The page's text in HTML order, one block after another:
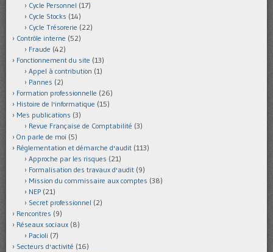
Cycle Personnel (17)
Cycle Stocks (14)
Cycle Trésorerie (22)
Contrôle interne (52)
Fraude (42)
Fonctionnement du site (13)
Appel à contribution (1)
Pannes (2)
Formation professionnelle (26)
Histoire de l'informatique (15)
Mes publications (3)
Revue Française de Comptabilité (3)
On parle de moi (5)
Réglementation et démarche d'audit (113)
Approche par les risques (21)
Formalisation des travaux d'audit (9)
Mission du commissaire aux comptes (38)
NEP (21)
Secret professionnel (2)
Rencontres (9)
Réseaux sociaux (8)
Pacioli (7)
Secteurs d'activité (16)